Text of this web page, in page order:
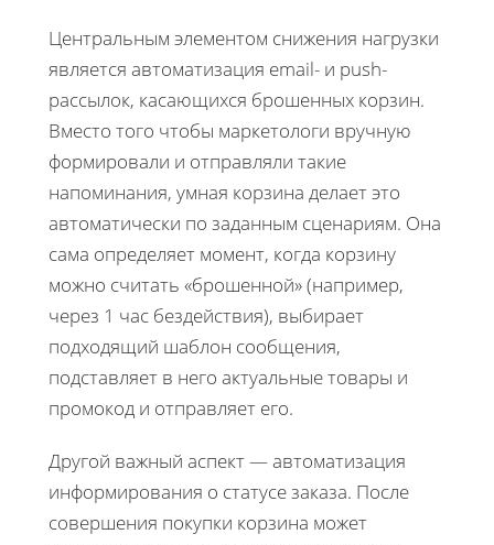
Центральным элементом снижения нагрузки
является автоматизация email- и push-
рассылок, касающихся брошенных корзин.
Вместо того чтобы маркетологи вручную
формировали и отправляли такие
напоминания, умная корзина делает это
автоматически по заданным сценариям. Она
сама определяет момент, когда корзину
можно считать «брошенной» (например,
через 1 час бездействия), выбирает
подходящий шаблон сообщения,
подставляет в него актуальные товары и
промокод и отправляет его.
Другой важный аспект — автоматизация
информирования о статусе заказа. После
совершения покупки корзина может